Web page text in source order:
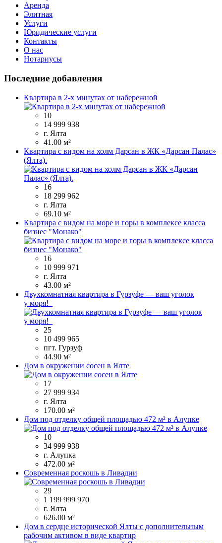
Аренда
Элитная
Услуги
Юридические услуги
Контакты
О нас
Нотариусы
Последние добавления
Квартира в 2-х минутах от набережной
10
14 999 938
г. Ялта
41.00 м²
Квартира с видом на холм Дарсан в ЖК «Дарсан Палас»
(Ялта).
16
18 299 962
г. Ялта
69.10 м²
Квартира с видом на море и горы в комплексе класса
бизнес "Монако"
16
10 999 971
г. Ялта
43.00 м²
Двухкомнатная квартира в Гурзуфе — ваш уголок
у моря!
25
10 499 965
пгт. Гурзуф
44.90 м²
Дом в окружении сосен в Ялте
17
27 999 934
г. Ялта
170.00 м²
Дом под отделку общей площадью 472 м² в Алупке
10
34 999 938
г. Алупка
472.00 м²
Современная роскошь в Ливадии
29
1 199 999 970
г. Ялта
626.00 м²
Дом в сердце исторической Ялты с дополнительным
рабочим активом в виде квартир